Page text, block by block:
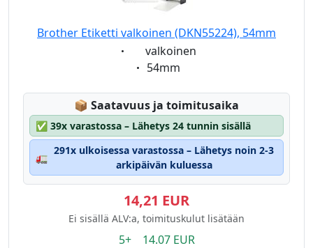
Brother Etiketti valkoinen (DKN55224), 54mm
Eigenschaft:
valkoinen
Eigenschaft:
54mm
📦 Lagerstatus:
Saatavuus ja toimitusaika
✅ 39x varastossa – Lähetys 24 tunnin sisällä
🚛
291x ulkoisessa varastossa – Lähetys noin 2-3
arkipäivän kuluessa
14,21 EUR
Ei sisällä ALV:a, toimituskulut lisätään
5+ 14.07 EUR